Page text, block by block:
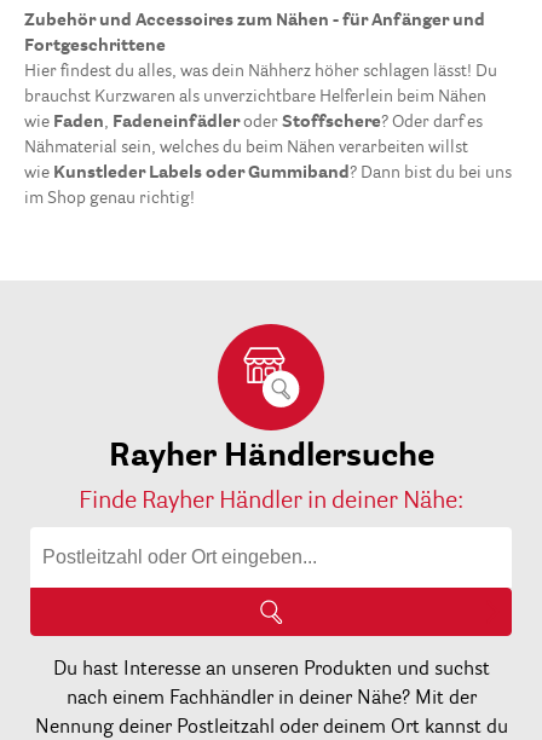
Zubehör und Accessoires zum Nähen - für Anfänger und
Fortgeschrittene
Hier findest du alles, was dein Nähherz höher schlagen lässt! Du
brauchst Kurzwaren als unverzichtbare Helferlein beim Nähen
wie Faden Fadeneinfädleroder Stoffschere? Oder darf es
Nähmaterial sein, welches du beim Nähen verarbeiten willst
wie Kunstleder Labels oder Gummiband ? Dann bist du bei uns
im Shop genau richtig!
Rayher Händlersuche
Finde Rayher Händler in deiner Nähe:
Du hast Interesse an unseren Produkten und suchst
nach einem Fachhändler in deiner Nähe? Mit der
Nennung deiner Postleitzahl oder deinem Ort kannst du